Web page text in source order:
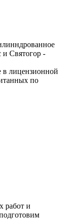
и Святогор -
в лицензионной
по
работ и